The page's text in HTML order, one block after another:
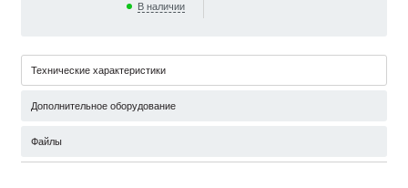
В наличии
Технические характеристики
Дополнительное оборудование
Файлы